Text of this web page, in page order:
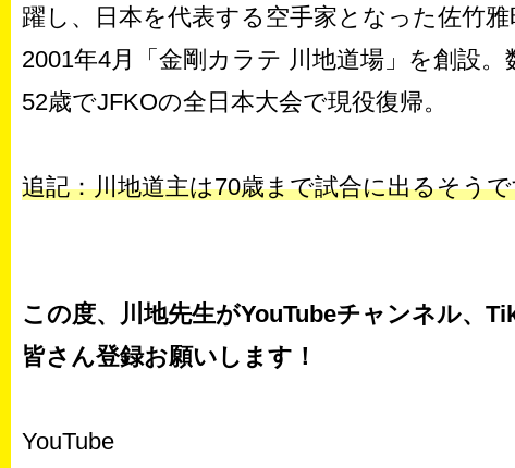
躍し、日本を代表する空手家となった佐竹
2001年4月「金剛カラテ 川地道場」を創設
52歳でJFKOの全日本大会で現役復帰。
追記：川地道主は70歳まで試合に出るそう
この度、川地先生がYouTubeチャンネル、
皆さん登録お願いします！
YouTube